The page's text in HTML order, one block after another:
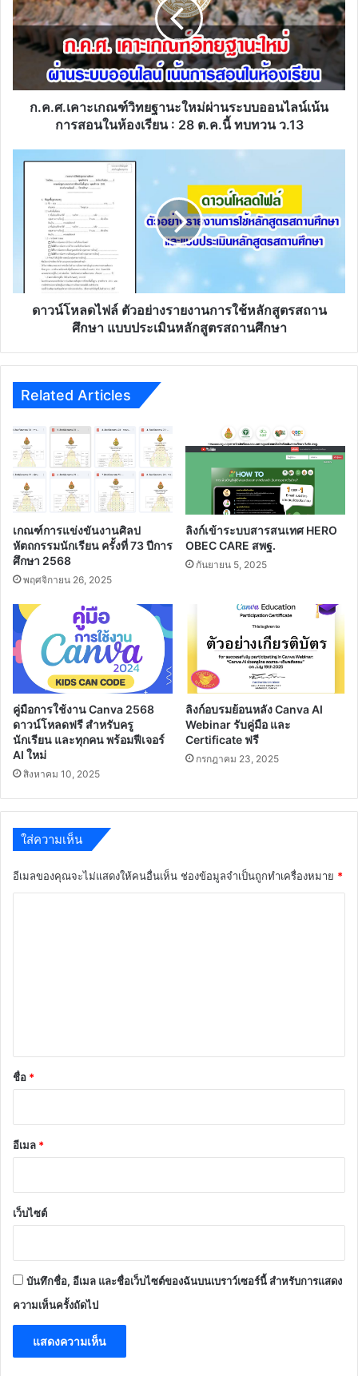
ใหม่
ผ่าน
ระบบ
ออนไลน์
การ
สอน
ทบทวน
ก.ค.ศ.เคาะเกณฑ์วิทยฐานะใหม่ผ่านระบบออนไลน์เน้น
การสอนในห้องเรียน : 28 ต.ค.นี้ ทบทวน ว.13
รายงาน
หลักสูตร
ศึกษา
ดาวน์โหลดไฟล์ ตัวอย่างรายงานการใช้หลักสูตรสถาน
ศึกษา แบบประเมินหลักสูตรสถานศึกษา
Related Articles
เกณฑ์การแข่งขันงานศิลป
หัตถกรรมนักเรียน ครั้งที่ 73 ปีการ
ศึกษา 2568
พฤศจิกายน 26, 2025
ลิงก์เข้าระบบสารสนเทศ HERO
OBEC CARE สพฐ.
กันยายน 5, 2025
คู่มือการใช้งาน Canva 2568
ดาวน์โหลดฟรี สำหรับครู
นักเรียน และทุกคน พร้อมฟีเจอร์
AI ใหม่
สิงหาคม 10, 2025
ลิงก์อบรมย้อนหลัง Canva AI
Webinar รับคู่มือ และ
Certificate ฟรี
กรกฎาคม 23, 2025
ใส่ความเห็น
อีเมลของคุณจะไม่แสดงให้คนอื่นเห็น ช่องข้อมูลจำเป็นถูกทำเครื่องหมาย *
*
ชื่อ *
อีเมล *
เว็บไซต์
บันทึกชื่อ, อีเมล และชื่อเว็บไซต์ของฉันบนเบราว์เซอร์นี้ สำหรับการแสดง
ความเห็นครั้งถัดไป